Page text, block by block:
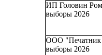
ИП Головин
выборы 2026
ООО "Печатник
выборы 2026